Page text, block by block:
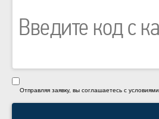
Отправляя заявку, вы соглашаетесь с условиями